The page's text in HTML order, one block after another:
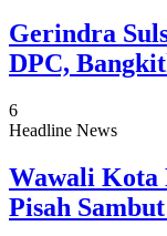
Gerindra
DPC,
6
Headline News
Wawali Kota
Pisah